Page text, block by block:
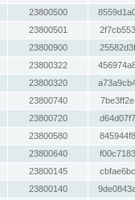
23800500
23800501
23800900
23800322
23800320
23800740
23800720
23800580
23800640
23800145
23800140